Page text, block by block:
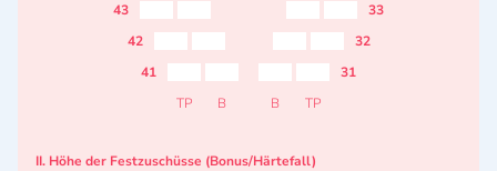
43
33
42
32
41
31
TP
B B TP
II. Höhe der Festzuschüsse (Bonus/Härtefall)